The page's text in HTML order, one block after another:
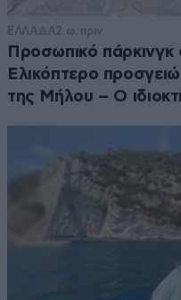
ΕΛΛΑΔΑ2 ω. πριν
Προσωπικό πάρκινγκ
Ελικόπτερο
της Μήλου – Ο